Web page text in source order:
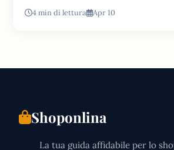
4 min di lettura Apr 10
Shoponlina
La tua guida affidabile per lo